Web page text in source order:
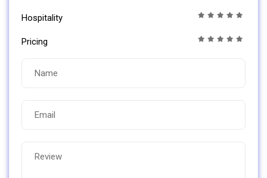
Hospitality
Pricing